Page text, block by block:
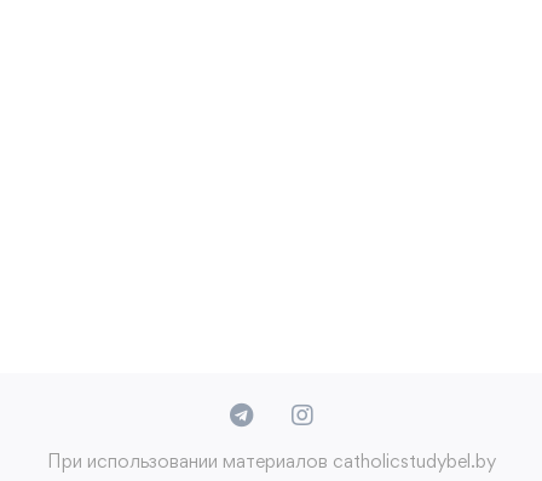
При использовании материалов catholicstudybel.by